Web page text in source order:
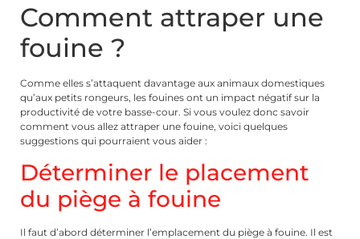
Comment attraper une
fouine ?
Comme elles s’attaquent davantage aux animaux domestiques
qu’aux petits rongeurs, les fouines ont un impact négatif sur la
productivité de votre basse-cour. Si vous voulez donc savoir
comment vous allez attraper une fouine, voici quelques
suggestions qui pourraient vous aider :
Déterminer le placement
du piège à fouine
Il faut d’abord déterminer l’emplacement du piège à fouine. Il est